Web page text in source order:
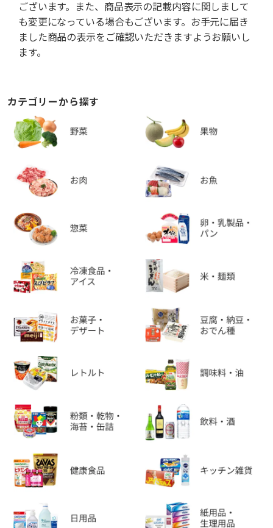
ございます。また、商品表示の記載内容に関しまして
も変更になっている場合もございます。お手元に届き
ました商品の表示をご確認いただきますようお願いし
ます。
カテゴリーから探す